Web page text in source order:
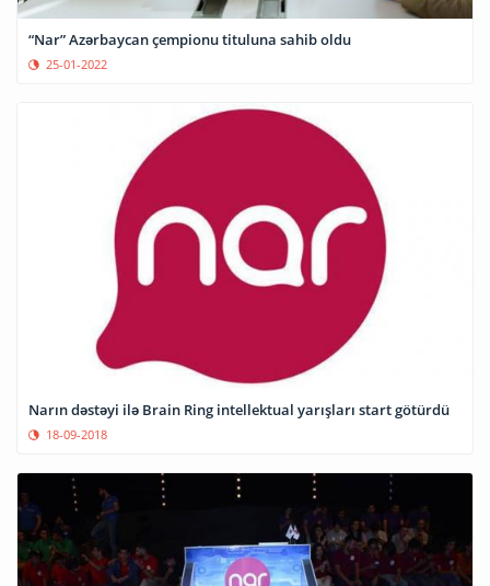
“Nar” Azərbaycan çempionu tituluna sahib oldu
25-01-2022
Narın dəstəyi ilə Brain Ring intellektual yarışları start götürdü
18-09-2018